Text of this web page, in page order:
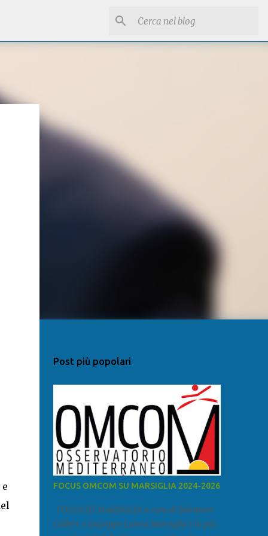
Post più popolari
FOCUS OMCOM SU MARSIGLIA 2024-2026
FOCUS SU MARSIGLIA A cura di Salvatore
Calleri e Giuseppe Lumia Marsiglia è la più